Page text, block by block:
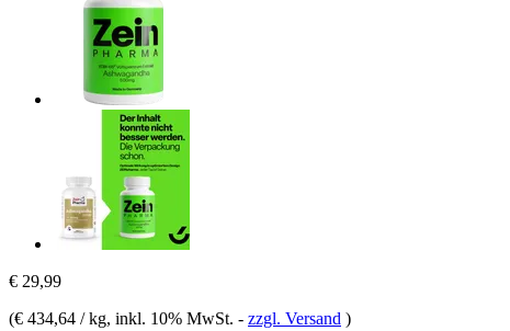
€ 29,99
(€ 434,64 / kg, inkl. 10% MwSt. - zzgl. Versand )